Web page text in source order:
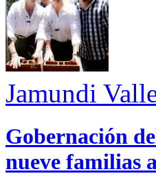
Jamundi
Gobernación
nueve familias